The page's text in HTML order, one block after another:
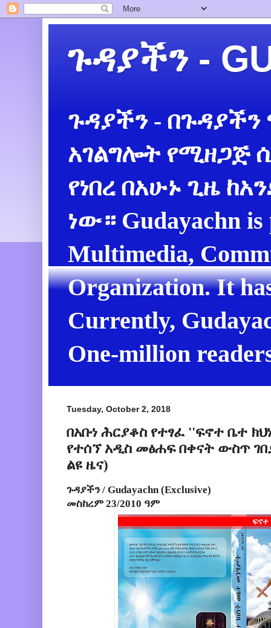
ጉዳያችን -
ጉዳያችን -
አገልግሎት የሚዘጋጅ
የነበረ በአሁኑ ጊዜ
ነው። Gudayachn is
Multimedia,
Organization. It
Currently,
One-million
Tuesday, October 2, 2018
በአቡነ ሕርያቆስ የተፃፈ ''ፍኖተ ቤተ
የተሰኘ አዲስ መፅሐፍ በቀናት ውስጥ
ልዩ ዜና)
ጉዳያችን / Gudayachn (Exclusive)
መስከረም 23/2010 ዓም